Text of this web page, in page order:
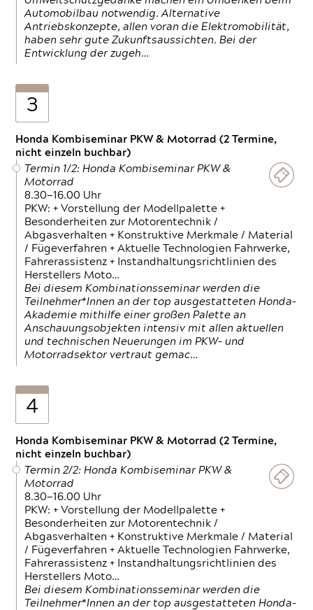
Automobilbau notwendig. Alternative
Antriebskonzepte, allen voran die Elektromobilität,
haben sehr gute Zukunftsaussichten. Bei der
Entwicklung der zugeh…
3
Honda Kombiseminar PKW & Motorrad (2 Termine,
nicht einzeln buchbar)
Termin 1/2: Honda Kombiseminar PKW &
Motorrad
8.30—16.00 Uhr
PKW: + Vorstellung der Modellpalette +
Besonderheiten zur Motorentechnik /
Abgasverhalten + Konstruktive Merkmale / Material
/ Fügeverfahren + Aktuelle Technologien Fahrwerke,
Fahrerassistenz + Instandhaltungsrichtlinien des
Herstellers Moto…
Bei diesem Kombinationsseminar werden die
Teilnehmer*Innen an der top ausgestatteten Honda-
Akademie mithilfe einer großen Palette an
Anschauungsobjekten intensiv mit allen aktuellen
und technischen Neuerungen im PKW- und
Motorradsektor vertraut gemac…
4
Honda Kombiseminar PKW & Motorrad (2 Termine,
nicht einzeln buchbar)
Termin 2/2: Honda Kombiseminar PKW &
Motorrad
8.30—16.00 Uhr
PKW: + Vorstellung der Modellpalette +
Besonderheiten zur Motorentechnik /
Abgasverhalten + Konstruktive Merkmale / Material
/ Fügeverfahren + Aktuelle Technologien Fahrwerke,
Fahrerassistenz + Instandhaltungsrichtlinien des
Herstellers Moto…
Bei diesem Kombinationsseminar werden die
Teilnehmer*Innen an der top ausgestatteten Honda-